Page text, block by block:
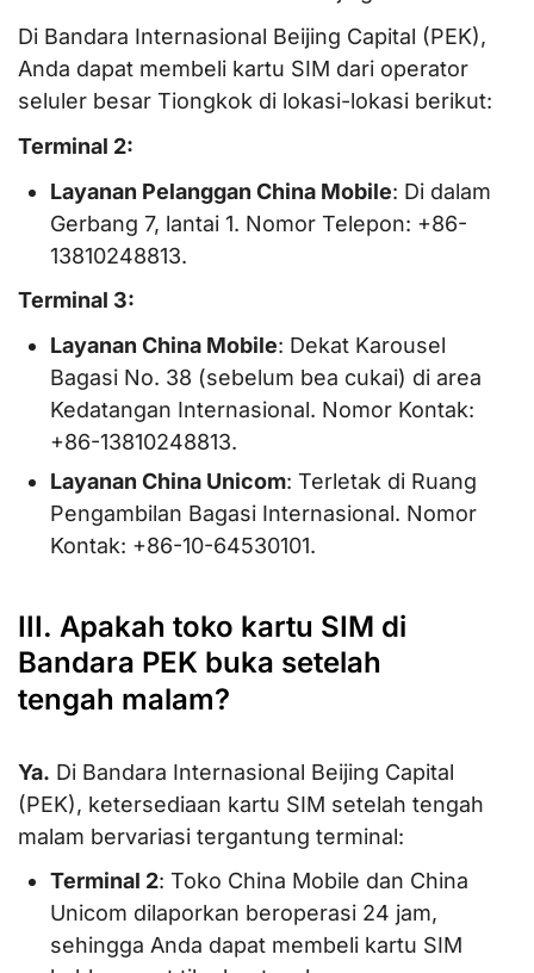
Di Bandara Internasional Beijing Capital (PEK),
Anda dapat membeli kartu SIM dari operator
seluler besar Tiongkok di lokasi-lokasi berikut:
Terminal 2:
Layanan Pelanggan China Mobile: Di dalam
Gerbang 7, lantai 1. Nomor Telepon: +86-
13810248813.
Terminal 3:
Layanan China Mobile: Dekat Karousel
Bagasi No. 38 (sebelum bea cukai) di area
Kedatangan Internasional. Nomor Kontak:
+86-13810248813.
Layanan China Unicom: Terletak di Ruang
Pengambilan Bagasi Internasional. Nomor
Kontak: +86-10-64530101.
III. Apakah toko kartu SIM di
Bandara PEK buka setelah
tengah malam?
Ya. Di Bandara Internasional Beijing Capital
(PEK), ketersediaan kartu SIM setelah tengah
malam bervariasi tergantung terminal:
Terminal 2: Toko China Mobile dan China
Unicom dilaporkan beroperasi 24 jam,
sehingga Anda dapat membeli kartu SIM